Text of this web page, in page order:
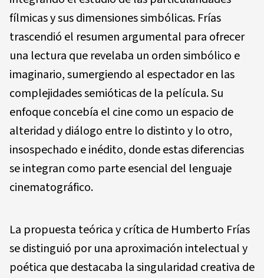
fílmicas y sus dimensiones simbólicas. Frías
trascendió el resumen argumental para ofrecer
una lectura que revelaba un orden simbólico e
imaginario, sumergiendo al espectador en las
complejidades semióticas de la película. Su
enfoque concebía el cine como un espacio de
alteridad y diálogo entre lo distinto y lo otro,
insospechado e inédito, donde estas diferencias
se integran como parte esencial del lenguaje
cinematográfico.
La propuesta teórica y crítica de Humberto Frías
se distinguió por una aproximación intelectual y
poética que destacaba la singularidad creativa de